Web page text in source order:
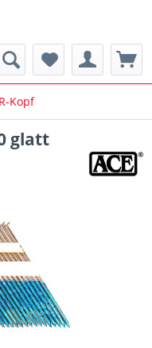
Kopf
glatt